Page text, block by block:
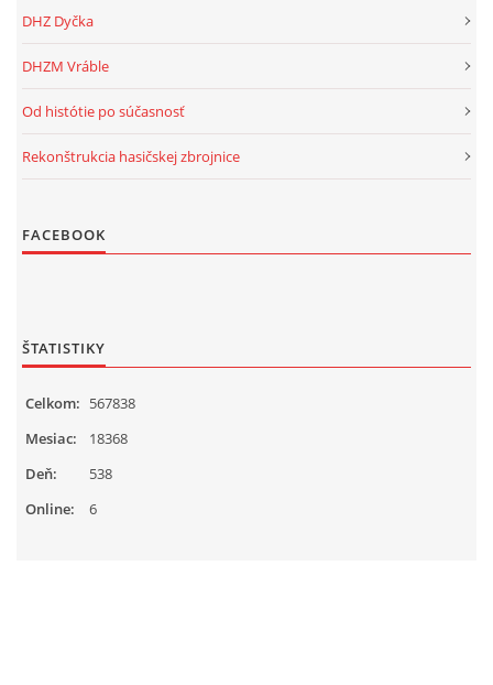
DHZ Dyčka
DHZM Vráble
Od histótie po súčasnosť
Rekonštrukcia hasičskej zbrojnice
FACEBOOK
ŠTATISTIKY
Online: 6
Celkom: 567838
Mesiac:
18368
Deň:
538